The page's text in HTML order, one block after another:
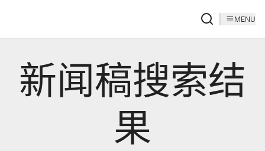
MENU
新闻稿搜索结
果